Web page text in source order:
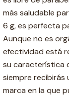
más saludable
6 g, es perfecta
Aunque no es
efectividad está
su característica
siempre recibirás
marca en la que